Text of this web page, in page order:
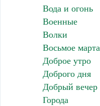
Вода и огонь
Военные
Волки
Восьмое марта
Доброе утро
Доброго дня
Добрый вечер
Города